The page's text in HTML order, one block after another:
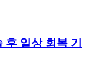
일상 회복 기